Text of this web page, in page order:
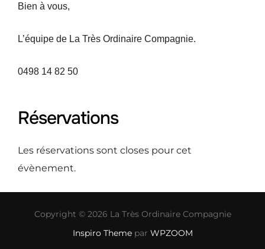
Bien à vous,
L’équipe de La Très Ordinaire Compagnie.
0498 14 82 50
Réservations
Les réservations sont closes pour cet
évènement.
Copyright © 2026 La Très Ordinaire Compagnie
Inspiro Themepar WPZOOM